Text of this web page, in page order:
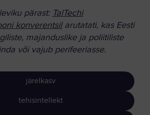
pärast: TalTechi
konverentsilarutatati, kas Eesti
majanduslike ja poliitiliste
või vajub perifeeriasse.
järelkasv
tehisintellekt